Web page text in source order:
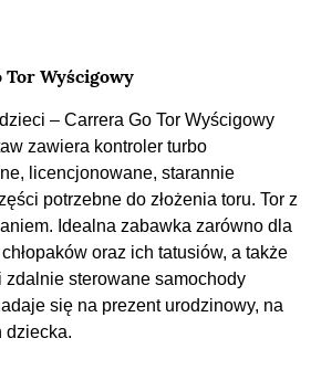
Tor Wyścigowy
– Carrera Go Tor Wyścigowy
zawiera kontroler turbo
licencjonowane, starannie
potrzebne do złożenia toru. Tor z
Idealna zabawka zarówno dla
oraz ich tatusiów, a także
sterowane samochody
się na prezent urodzinowy, na
dziecka.